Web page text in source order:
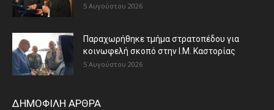
5 Αυγούστου 2026
Παραχωρήθηκε τμήμα στρατοπέδου για
κοινωφελή σκοπό στην Ι.Μ. Καστορίας
5 Αυγούστου 2026
ΔΗΜΟΦΙΛΗ ΑΡΘΡΑ